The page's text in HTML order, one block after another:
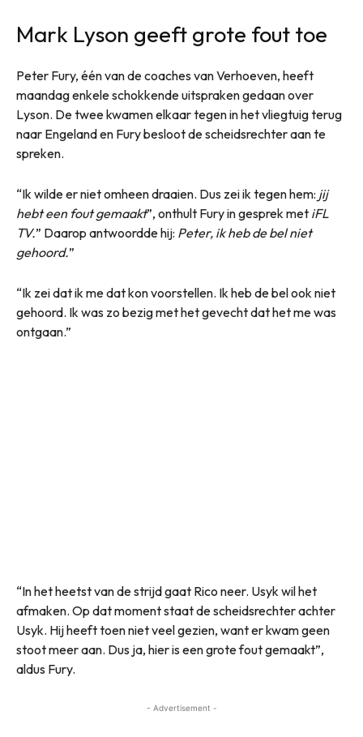
Mark Lyson geeft grote fout toe
Peter Fury, één van de coaches van Verhoeven, heeft
maandag enkele schokkende uitspraken gedaan over
Lyson. De twee kwamen elkaar tegen in het vliegtuig terug
naar Engeland en Fury besloot de scheidsrechter aan te
spreken.
“Ik wilde er niet omheen draaien. Dus zei ik tegen hem: jij
hebt een fout gemaakt”, onthult Fury in gesprek met iFL
TV.” Daarop antwoordde hij: Peter, ik heb de bel niet
gehoord.”
“Ik zei dat ik me dat kon voorstellen. Ik heb de bel ook niet
gehoord. Ik was zo bezig met het gevecht dat het me was
ontgaan.”
“In het heetst van de strijd gaat Rico neer. Usyk wil het
afmaken. Op dat moment staat de scheidsrechter achter
Usyk. Hij heeft toen niet veel gezien, want er kwam geen
stoot meer aan. Dus ja, hier is een grote fout gemaakt”,
aldus Fury.
- Advertisement -